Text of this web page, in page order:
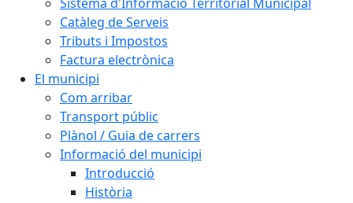
Catàleg de Serveis
Tributs i Impostos
Factura electrònica
El municipi
Com arribar
Transport públic
Plànol / Guia de carrers
Informació del municipi
Introducció
Història